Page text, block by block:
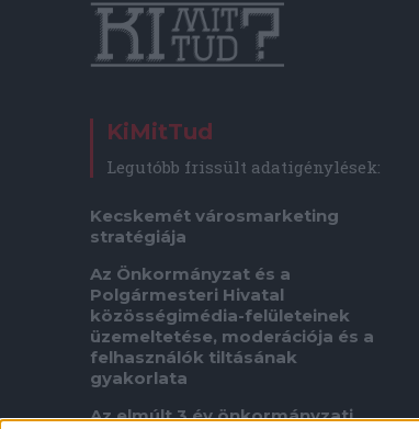
KiMitTud
Legutóbb frissült adatigénylések:
Kecskemét városmarketing
stratégiája
Az Önkormányzat és a
Polgármesteri Hivatal
közösségimédia-felületeinek
üzemeltetése, moderációja és a
felhasználók tiltásának
gyakorlata
Az elmúlt 3 év önkormányzati